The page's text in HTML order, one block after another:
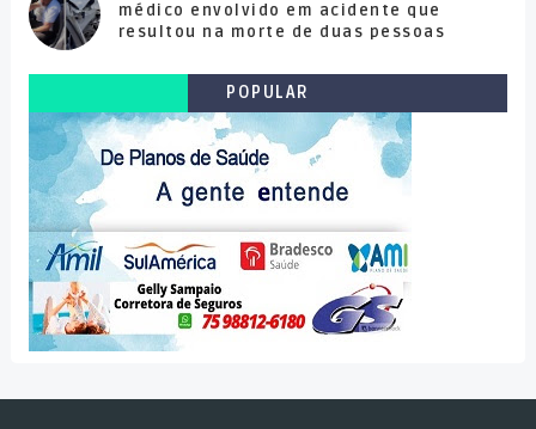
médico envolvido em acidente que
resultou na morte de duas pessoas
POPULAR